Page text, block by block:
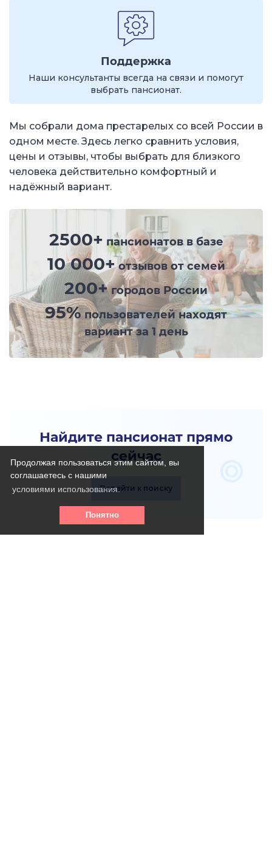
Продолжая пользоваться этим сайтом, вы
соглашаетесь с нашими
условиями использования.
Понятно
Поддержка
Наши консультанты всегда на связи и помогут
выбрать пансионат.
Мы собрали дома престарелых со всей России в
одном месте. Здесь легко сравнить условия,
цены и отзывы, чтобы выбрать для близкого
человека действительно комфортный и
надёжный вариант.
2500+ пансионатов в базе
10 000+отзывов от семей
200+городов России
95%пользователей находят
вариант за 1 день
Найдите пансионат прямо
сейчас
Перейти к поиску